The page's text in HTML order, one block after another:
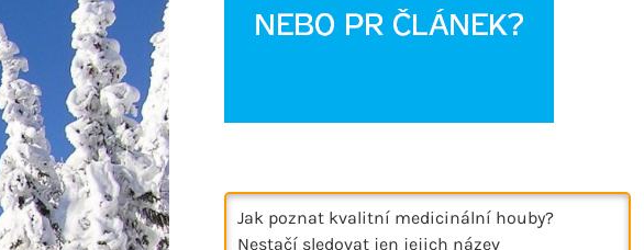
Jak poznat kvalitní medicinální houby?
Nestačí sledovat jen jejich název